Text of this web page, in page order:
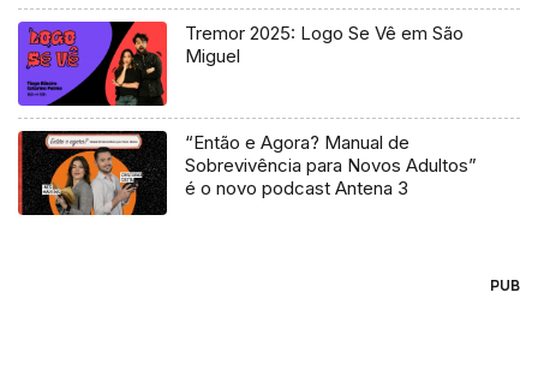
Tremor 2025: Logo Se Vê em São
Miguel
“Então e Agora? Manual de
Sobrevivência para Novos Adultos”
é o novo podcast Antena 3
PUB